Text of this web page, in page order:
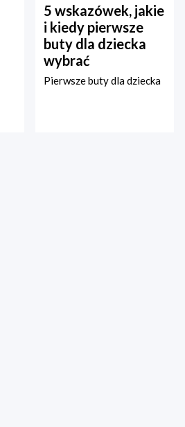
5 wskazówek, jakie
i kiedy pierwsze
buty dla dziecka
wybrać
Pierwsze buty dla dziecka